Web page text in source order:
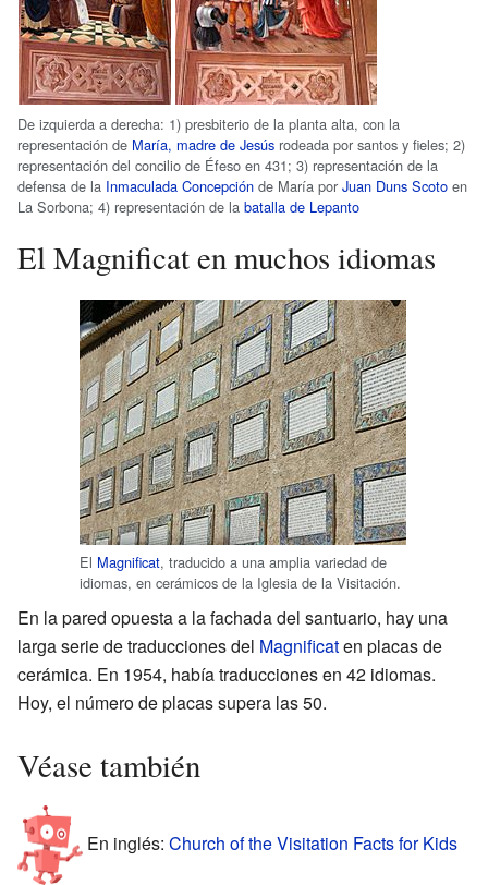
De izquierda a derecha: 1) presbiterio de la planta alta, con la
representación de María, madre de Jesús rodeada por santos y fieles; 2)
representación del concilio de Éfeso en 431; 3) representación de la
defensa de la Inmaculada Concepción de María por Juan Duns Scoto en
La Sorbona; 4) representación de la batalla de Lepanto
El Magnificat en muchos idiomas
El Magnificat, traducido a una amplia variedad de
idiomas, en cerámicos de la Iglesia de la Visitación.
En la pared opuesta a la fachada del santuario, hay una
larga serie de traducciones del Magnificaten placas de
cerámica. En 1954, había traducciones en 42 idiomas.
Hoy, el número de placas supera las 50.
Véase también
En inglés: Church of the Visitation Facts for Kids